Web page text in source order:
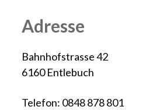
Adresse
Bahnhofstrasse 42
6160 Entlebuch
Telefon: 0848 878 801